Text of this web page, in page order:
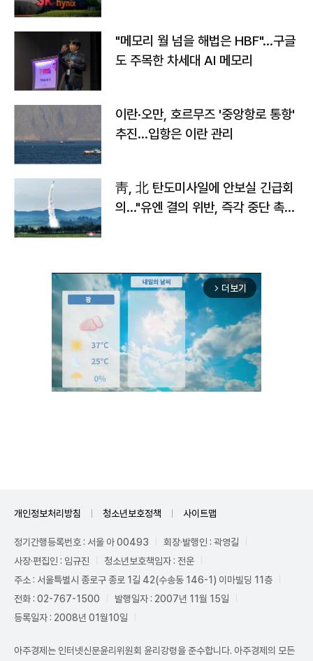
"메모리 월 넘을 해법은 HBF"…구글
도 주목한 차세대 AI 메모리
이란·오만, 호르무즈 '중앙항로 통항'
추진…입항은 이란 관리
靑, 北 탄도미사일에 안보실 긴급회
의…"유엔 결의 위반, 즉각 중단 촉
arrow_forward_ios 더보기
개인정보처리방침 청소년보호정책 사이트맵
정기간행등록번호 : 서울 아 00493
회장·발행인 : 곽영길
사장·편집인 : 임규진
청소년보호책임자 : 전운
주소 : 서울특별시 종로구 종로 1길 42(수송동 146-1) 이마빌딩 11층
전화 : 02-767-1500
발행일자 : 2007년 11월 15일
등록일자 : 2008년 01월10일
아주경제는 인터넷신문윤리위원회 윤리강령을 준수합니다. 아주경제의 모든